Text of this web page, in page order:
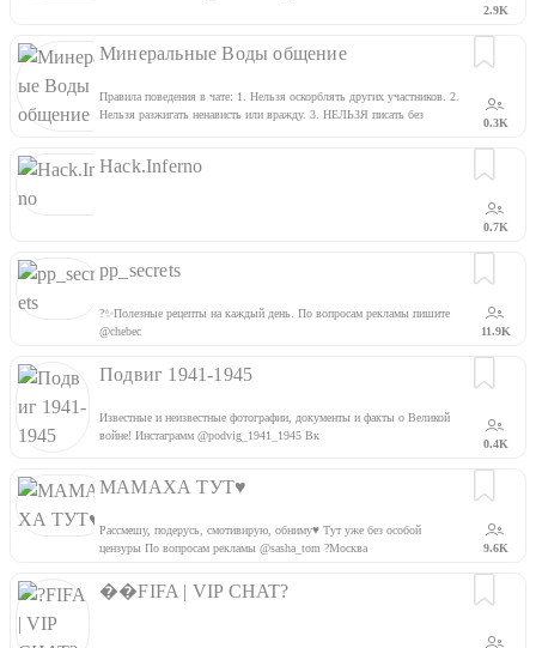
2.9K
Минеральные Воды общение
Правила поведения в чате: 1. Нельзя оскорблять других участников. 2.
Нельзя разжигать ненависть или вражду. 3. НЕЛЬЗЯ писать без
0.3K
Hack.Inferno
0.7K
pp_secrets
?✨Полезные рецепты на каждый день. По вопросам рекламы пишите
@chebec
11.9K
Подвиг 1941-1945
Известные и неизвестные фотографии, документы и факты о Великой
войне! Инстаграмм @podvig_1941_1945 Вк
0.4K
МАМАХА ТУТ♥️
Рассмешу, подерусь, смотивирую, обниму♥️ Тут уже без особой
цензуры По вопросам рекламы @sasha_tom ?Москва
9.6K
��FIFA | VIP CHAT?